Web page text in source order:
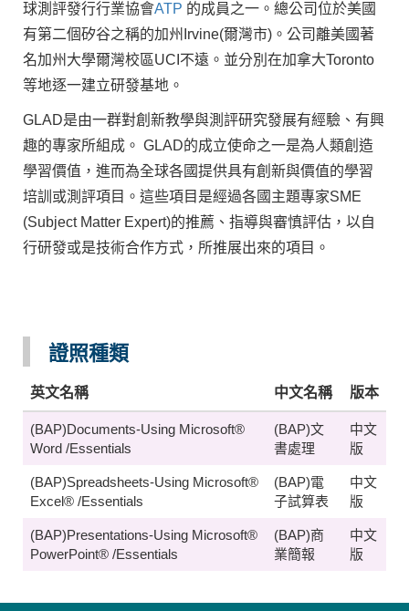
球測評發行行業協會ATP 的成員之一。總公司位於美國
有第二個矽谷之稱的加州Irvine(爾灣市)。公司離美國著
名加州大學爾灣校區UCI不遠。並分別在加拿大Toronto
等地逐一建立研發基地。
GLAD是由一群對創新教學與測評研究發展有經驗、有興
趣的專家所組成。 GLAD的成立使命之一是為人類創造
學習價值，進而為全球各國提供具有創新與價值的學習
培訓或測評項目。這些項目是經過各國主題專家SME
(Subject Matter Expert)的推薦、指導與審慎評估，以自
行研發或是技術合作方式，所推展出來的項目。
證照種類
英文名稱 中文名稱 版本
(BAP)Documents-Using Microsoft®
Word /Essentials
(BAP)文
書處理
中文
版
(BAP)Spreadsheets-Using Microsoft®
Excel® /Essentials
(BAP)電
子試算表
中文
版
(BAP)Presentations-Using Microsoft®
PowerPoint® /Essentials
(BAP)商
業簡報
中文
版